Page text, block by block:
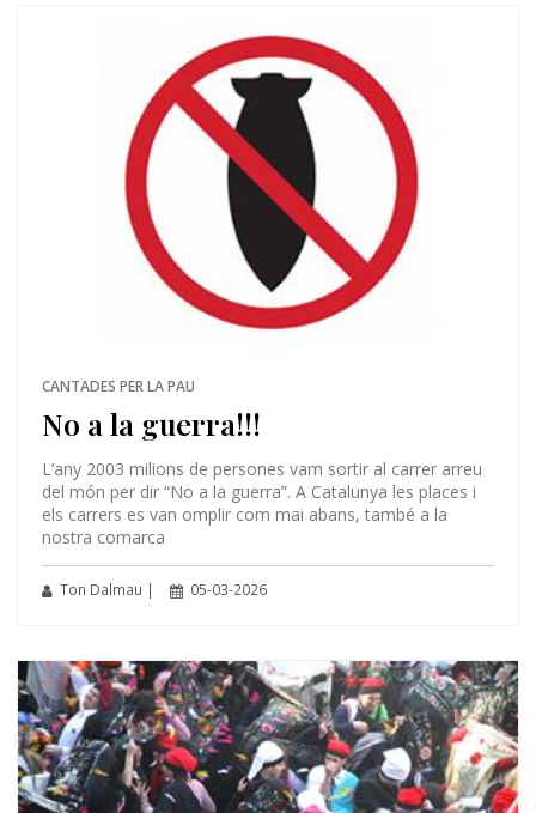
CANTADES PER LA PAU
No a la guerra!!!
L’any 2003 milions de persones vam sortir al carrer arreu
del món per dir “No a la guerra”. A Catalunya les places i
els carrers es van omplir com mai abans, també a la
nostra comarca
Ton Dalmau | 05-03-2026